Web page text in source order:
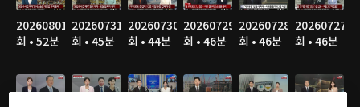
20260801
회 • 52분
20260731
회 • 45분
20260730
회 • 44분
20260729
회 • 46분
20260728
회 • 46분
20260727
회 • 46분